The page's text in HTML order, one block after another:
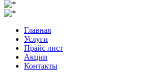
Главная
Услуги
Прайс лист
Акции
Контакты